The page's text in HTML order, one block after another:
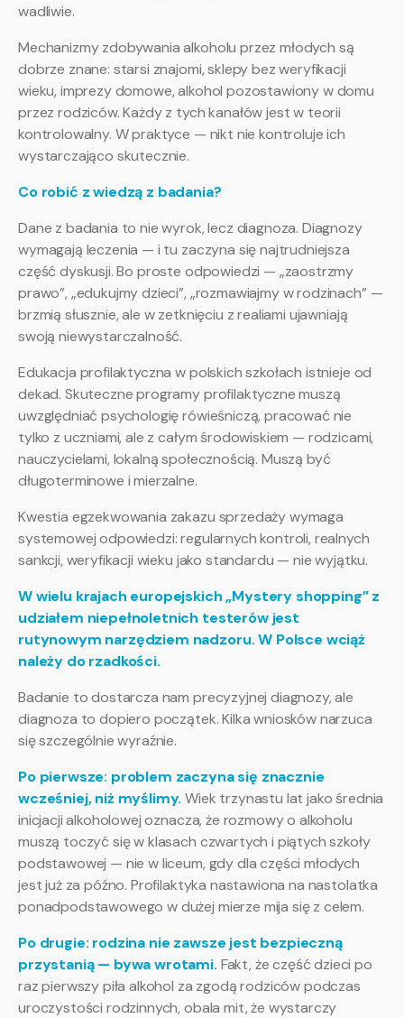
wadliwie.
Mechanizmy zdobywania alkoholu przez młodych są
dobrze znane: starsi znajomi, sklepy bez weryfikacji
wieku, imprezy domowe, alkohol pozostawiony w domu
przez rodziców. Każdy z tych kanałów jest w teorii
kontrolowalny. W praktyce — nikt nie kontroluje ich
wystarczająco skutecznie.
Co robić z wiedzą z badania?
Dane z badania to nie wyrok, lecz diagnoza. Diagnozy
wymagają leczenia — i tu zaczyna się najtrudniejsza
część dyskusji. Bo proste odpowiedzi — „zaostrzmy
prawo”, „edukujmy dzieci”, „rozmawiajmy w rodzinach” —
brzmią słusznie, ale w zetknięciu z realiami ujawniają
swoją niewystarczalność.
Edukacja profilaktyczna w polskich szkołach istnieje od
dekad. Skuteczne programy profilaktyczne muszą
uwzględniać psychologię rówieśniczą, pracować nie
tylko z uczniami, ale z całym środowiskiem — rodzicami,
nauczycielami, lokalną społecznością. Muszą być
długoterminowe i mierzalne.
Kwestia egzekwowania zakazu sprzedaży wymaga
systemowej odpowiedzi: regularnych kontroli, realnych
sankcji, weryfikacji wieku jako standardu — nie wyjątku.
W wielu krajach europejskich „Mystery shopping” z
udziałem niepełnoletnich testerów jest
rutynowym narzędziem nadzoru. W Polsce wciąż
należy do rzadkości.
Badanie to dostarcza nam precyzyjnej diagnozy, ale
diagnoza to dopiero początek. Kilka wniosków narzuca
się szczególnie wyraźnie.
Po pierwsze: problem zaczyna się znacznie
wcześniej, niż myślimy. Wiek trzynastu lat jako średnia
inicjacji alkoholowej oznacza, że rozmowy o alkoholu
muszą toczyć się w klasach czwartych i piątych szkoły
podstawowej — nie w liceum, gdy dla części młodych
jest już za późno. Profilaktyka nastawiona na nastolatka
ponadpodstawowego w dużej mierze mija się z celem.
Po drugie: rodzina nie zawsze jest bezpieczną
przystanią — bywa wrotami. Fakt, że część dzieci po
raz pierwszy piła alkohol za zgodą rodziców podczas
uroczystości rodzinnych, obala mit, że wystarczy